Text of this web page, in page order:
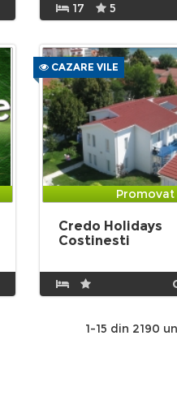
17 5
CAZARE VILE
Promovat
Credo Holidays
Costinesti
1-15 din 2190